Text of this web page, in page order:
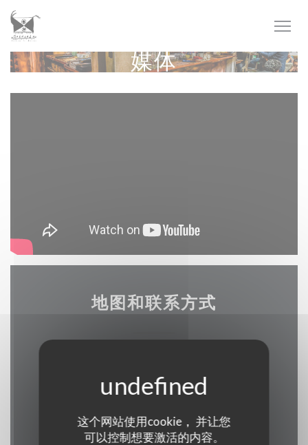
Cookie管理面板
这个网站使用cookie， 并让您
可以控制想要激活的内容。
媒体
地图和联系方式
26 20 08 80
Facebook ((在新窗口中打开))
Instagram ((在新窗口中